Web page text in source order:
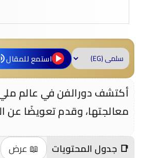
استمع للمقال
أكتشف دورالفن في عالم مليء
معالجتها، وقدم تعويضًا عن
📑 جدول المحتويات 📖 عرض